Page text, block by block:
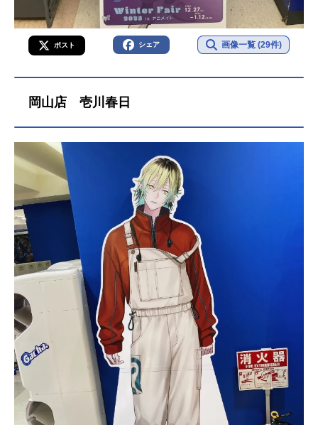
ポスト シェア 画像一覧 (29件)
岡山店 壱川春日